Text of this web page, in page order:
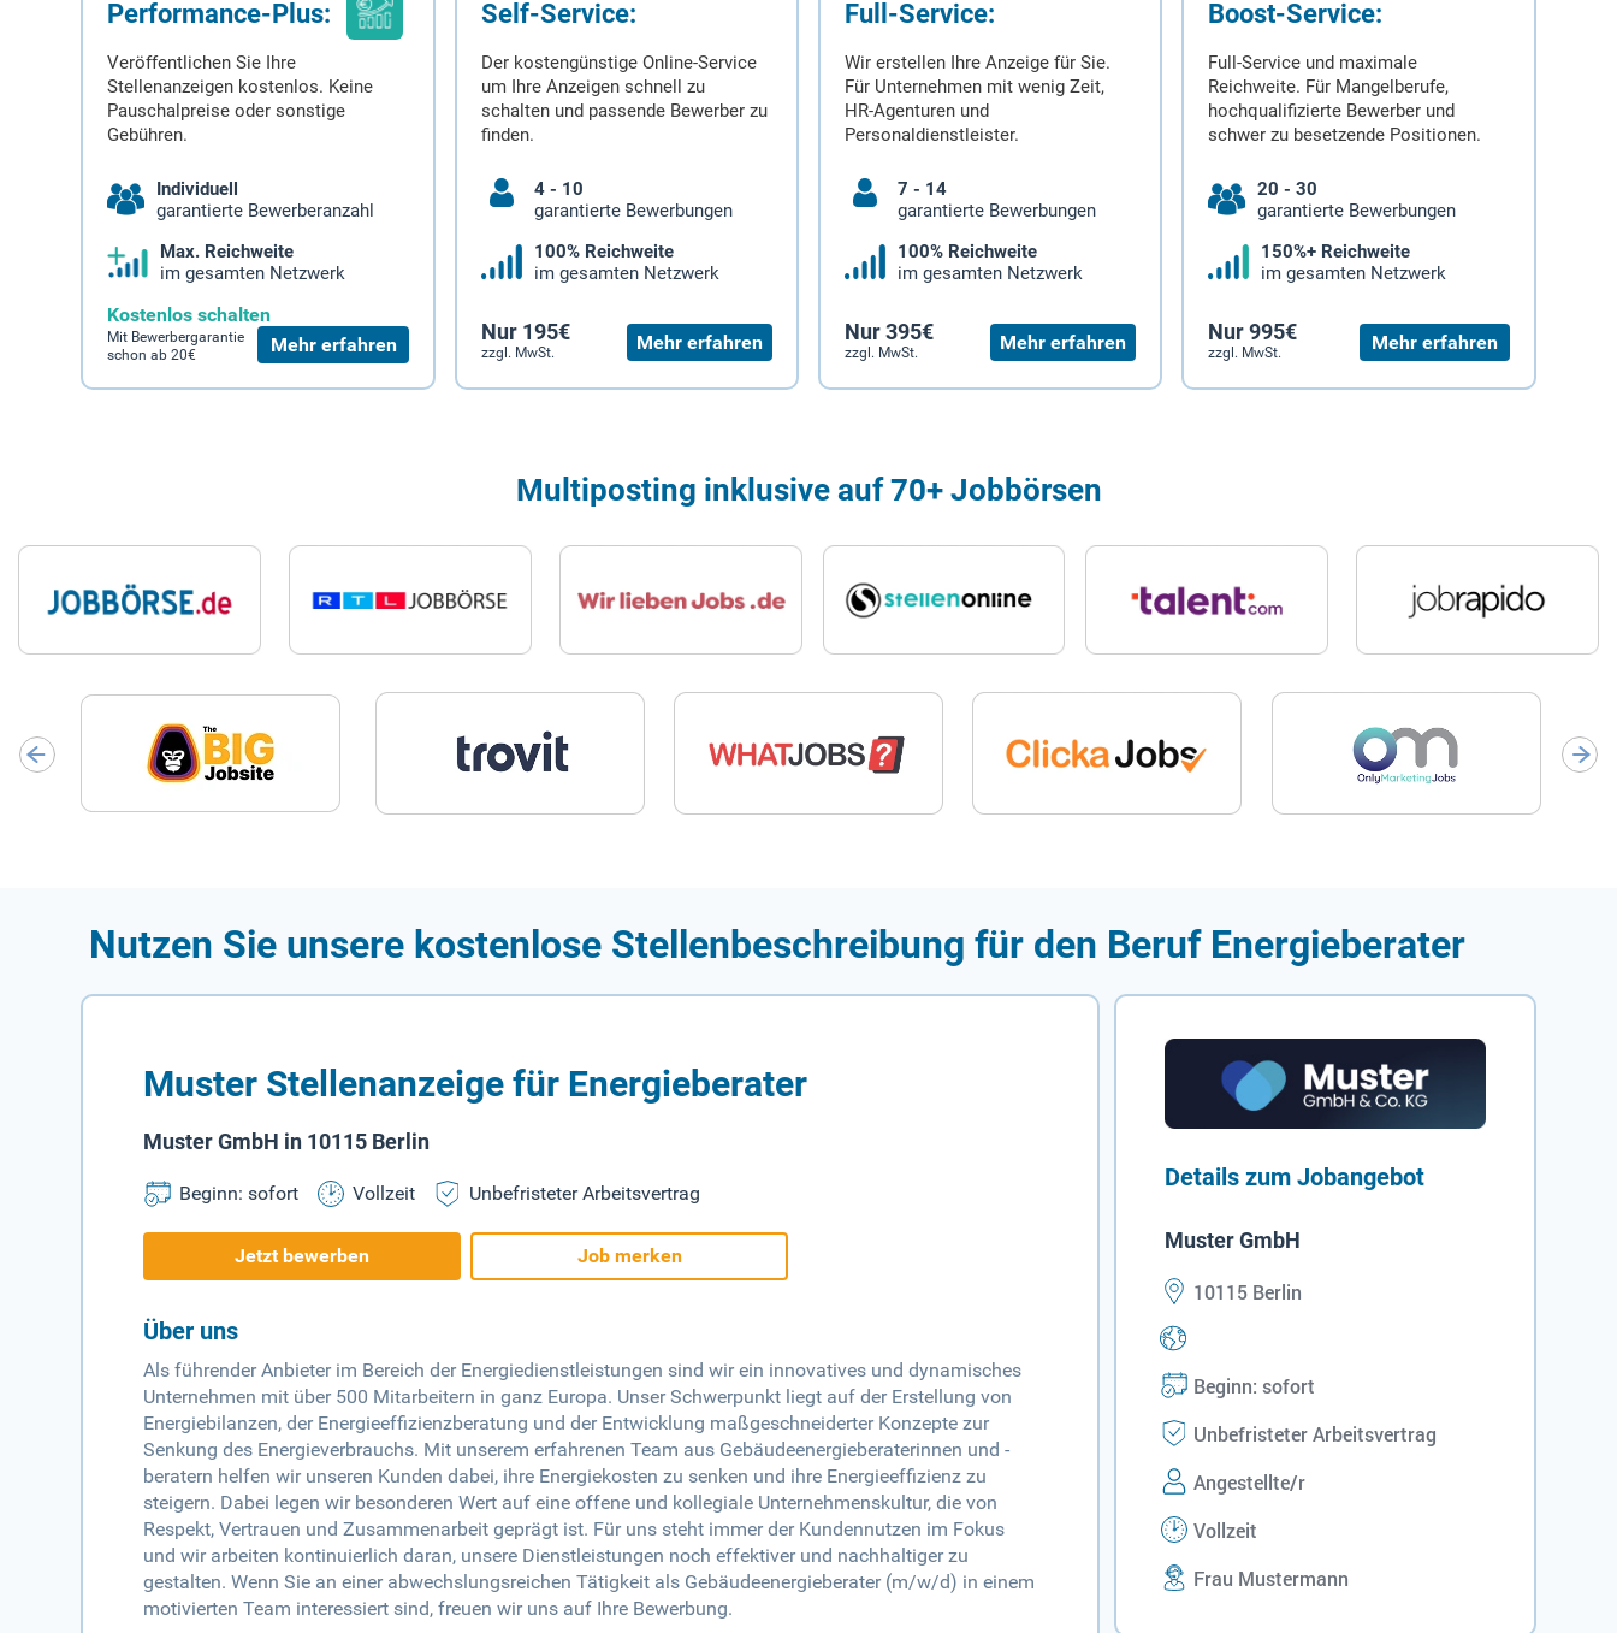
Performance-Plus:
Veröffentlichen Sie Ihre
Stellenanzeigen kostenlos. Keine
Pauschalpreise oder sonstige
Gebühren.
Individuell
garantierte Bewerberanzahl
Max. Reichweite
im gesamten Netzwerk
Kostenlos schalten
Mit Bewerbergarantie
schon ab 20€
Mehr erfahren
Self-Service:
Der kostengünstige Online-Service
um Ihre Anzeigen schnell zu
schalten und passende Bewerber zu
finden.
4 - 10
garantierte Bewerbungen
100% Reichweite
im gesamten Netzwerk
Nur 195€
zzgl. MwSt. Mehr erfahren
Full-Service:
Wir erstellen Ihre Anzeige für Sie.
Für Unternehmen mit wenig Zeit,
HR-Agenturen und
Personaldienstleister.
7 - 14
garantierte Bewerbungen
100% Reichweite
im gesamten Netzwerk
Nur 395€
zzgl. MwSt. Mehr erfahren
Boost-Service:
Full-Service und maximale
Reichweite. Für Mangelberufe,
hochqualifizierte Bewerber und
schwer zu besetzende Positionen.
20 - 30
garantierte Bewerbungen
150%+ Reichweite
im gesamten Netzwerk
Nur 995€
zzgl. MwSt. Mehr erfahren
Multiposting inklusive auf 70+ Jobbörsen
Nutzen Sie unsere kostenlose Stellenbeschreibung für den Beruf Energieberater
Muster Stellenanzeige für Energieberater
Muster GmbH in 10115 Berlin
Beginn: sofort Vollzeit Unbefristeter Arbeitsvertrag
Jetzt bewerben Job merken
Über uns
Als führender Anbieter im Bereich der Energiedienstleistungen sind wir ein innovatives und dynamisches
Unternehmen mit über 500 Mitarbeitern in ganz Europa. Unser Schwerpunkt liegt auf der Erstellung von
Energiebilanzen, der Energieeffizienzberatung und der Entwicklung maßgeschneiderter Konzepte zur
Senkung des Energieverbrauchs. Mit unserem erfahrenen Team aus Gebäudeenergieberaterinnen und -
beratern helfen wir unseren Kunden dabei, ihre Energiekosten zu senken und ihre Energieeffizienz zu
steigern. Dabei legen wir besonderen Wert auf eine offene und kollegiale Unternehmenskultur, die von
Respekt, Vertrauen und Zusammenarbeit geprägt ist. Für uns steht immer der Kundennutzen im Fokus
und wir arbeiten kontinuierlich daran, unsere Dienstleistungen noch effektiver und nachhaltiger zu
gestalten. Wenn Sie an einer abwechslungsreichen Tätigkeit als Gebäudeenergieberater (m/w/d) in einem
motivierten Team interessiert sind, freuen wir uns auf Ihre Bewerbung.
Details zum Jobangebot
Muster GmbH
10115 Berlin
Beginn: sofort
Unbefristeter Arbeitsvertrag
Angestellte/r
Vollzeit
Frau Mustermann